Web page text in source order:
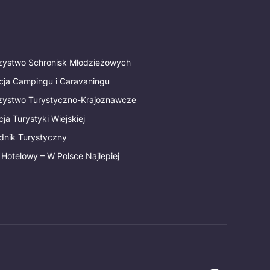
Schronisk Młodzieżowych
Campingu i Caravaningu
Turystyczno-Krajoznawcze
Turystyki Wiejskiej
Turystyczny
– W Polsce Najlepiej